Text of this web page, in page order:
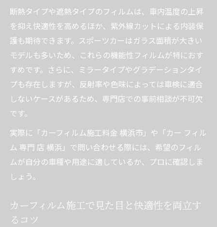
調査
カーフィルム施工激安 横浜の注意点と失敗
事例
スポーツカー用カーフィルムの費用と内訳
の確認方法
カーフィルム施工で追加料金を防ぐポイン
ト
較
カーフィルム施工における失敗防止と長期コス
ト管理術
徹底解説
断熱タイプや遮熱タイプのフィルムは、車内温度の上昇
を抑え快適性を高めるほか、紫外線カットによる内装保
護も期待できます。スポーツカーはガラス面積が大きい
モデルも多いため、これらの機能性フィルムが特におす
すめです。さらに、ミラータイプやグラデーションタイ
プも存在しますが、反射率や色味によっては車検に適合
しないケースがあるため、専門店での事前相談が不可欠
です。
実際に「カーフィルム施工料金 横浜市」や「カー フィル
ム 専門 店 横浜」で問い合わせる際には、希望のフィル
ムが自分の車種や用途に適しているか、プロに確認しま
しょう。
カーフィルム施工で見た目と快適性を両立す
るコツ